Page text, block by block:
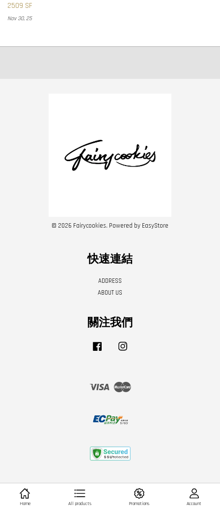
2509 SF
Nov 30, 25
© 2026 Fairycookies. Powered by EasyStore
快速連結
ADDRESS
ABOUT US
關注我們
Facebook
Visa Master
Home All products Promotions Account